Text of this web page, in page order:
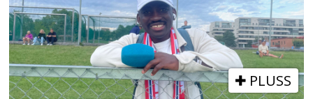
PLUSS